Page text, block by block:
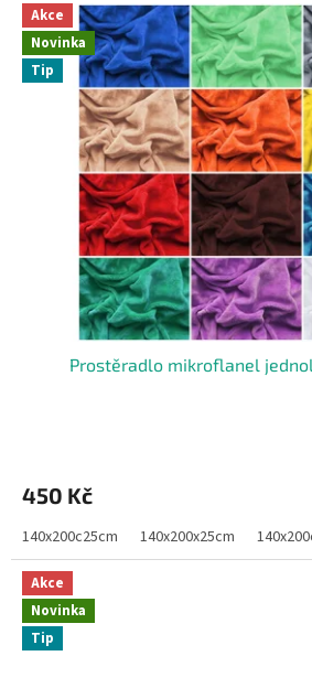
Akce
Novinka
Tip
Prostěradlo mikroflanel
je
z
5
hvězdiček.
450 Kč
140x200c25cm 140x200x25cm
Akce
Novinka
Tip